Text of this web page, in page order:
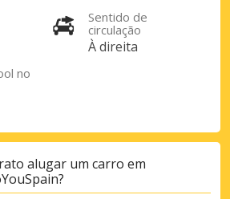
Iniciar sessão com eLink
Sentido de
circulação
À direita
no
alugar um carro em